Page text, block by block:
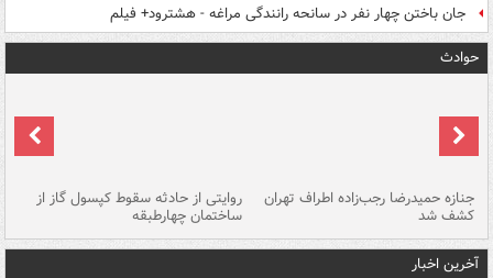
جان باختن چهار نفر در سانحه رانندگی مراغه - هشترود+ فیلم
حوادث
جنازه حمیدرضا رجب‌زاده اطراف تهران
کشف شد
روایتی از حادثه سقوط کپسول گاز از
ساختمان چهارطبقه
آخرین اخبار